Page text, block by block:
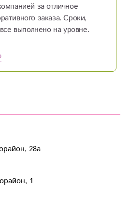
за отличное
заказа. Сроки,
выполнено на уровне.
28а
1